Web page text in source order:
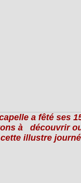
a fêté ses
à découvrir
illustre